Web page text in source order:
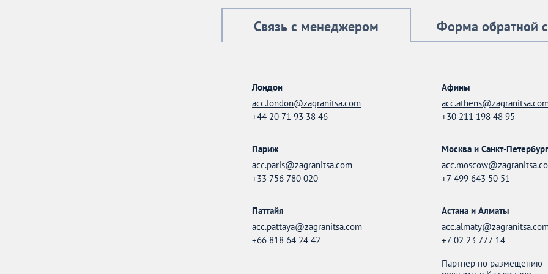
Связь с менеджером Форма обратной
Лондон
acc.london@zagranitsa.com
+44 20 71 93 38 46
Афины
+30 211 198 48 95
Париж
acc.paris@zagranitsa.com
+33 756 780 020
Москва и Санкт-Петербург
+7 499 643 50 51
Паттайя
acc.pattaya@zagranitsa.com
+66 818 64 24 42
Астана и Алматы
+7 02 23 777 14
Партнер по размещению